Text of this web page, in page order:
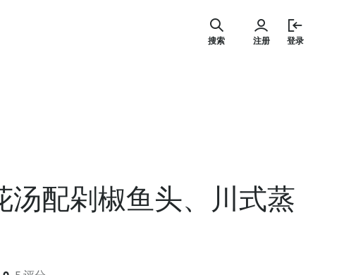
注册 登录
搜索
汤配剁椒鱼头、川式蒸